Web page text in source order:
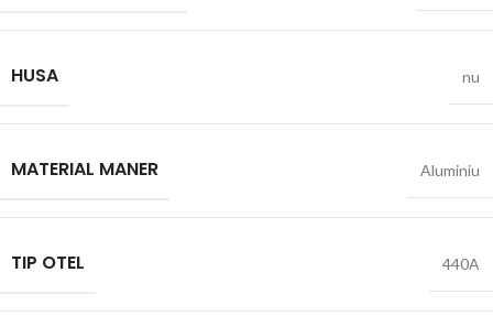
HUSA nu
MATERIAL MANER Aluminiu
TIP OTEL 440A